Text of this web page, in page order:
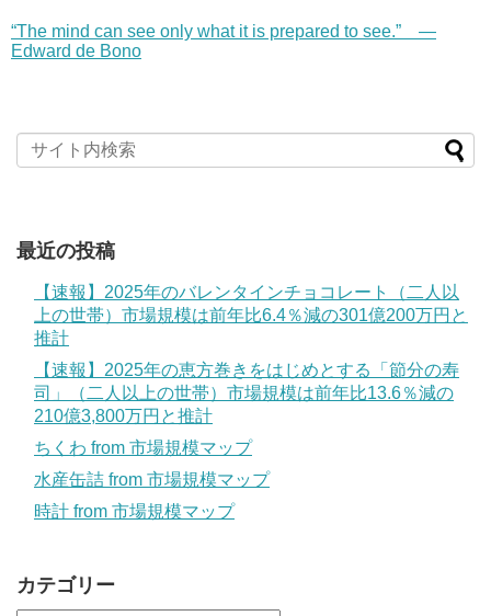
“The mind can see only what it is prepared to see.” —
Edward de Bono
最近の投稿
【速報】2025年のバレンタインチョコレート（二人以
上の世帯）市場規模は前年比6.4％減の301億200万円と
推計
【速報】2025年の恵方巻きをはじめとする「節分の寿
司」（二人以上の世帯）市場規模は前年比13.6％減の
210億3,800万円と推計
ちくわ from 市場規模マップ
水産缶詰 from 市場規模マップ
時計 from 市場規模マップ
カテゴリー